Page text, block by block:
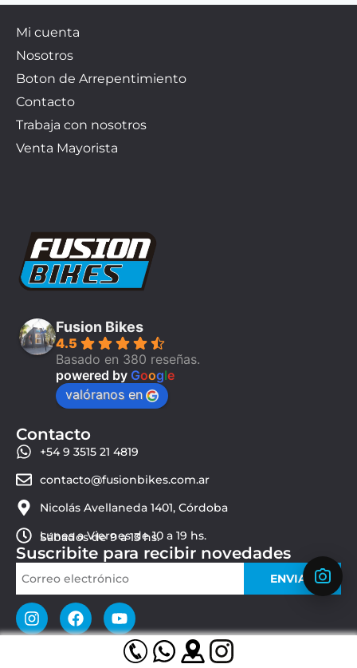
Mi cuenta
Nosotros
Boton de Arrepentimiento
Contacto
Trabaja con nosotros
Venta Mayorista
Fusion Bikes
4.5
Basado en 380 reseñas.
powered by Google
valóranos en
Contacto
+54 9 3515 21 4819
contacto@fusionbikes.com.ar
Nicolás Avellaneda 1401, Córdoba
Lunes a Viernes de 10 a 19 hs.
Sábados de 9 a 13 hs.
Suscribite para recibir novedades
ENVIAR
© 2026 Fusion Bikes